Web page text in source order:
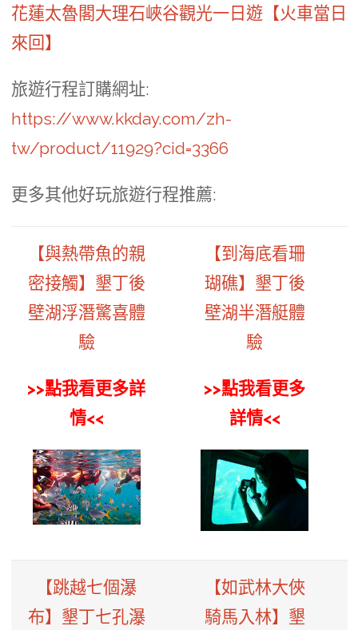
花蓮太魯閣大理石峽谷觀光一日遊【火車當日
來回】
旅遊行程訂購網址:
https://www.kkday.com/zh-
tw/product/11929?cid=3366
更多其他好玩旅遊行程推薦:
【與熱帶魚的親
密接觸】墾丁後
壁湖浮潛驚喜體
驗
>>點我看更多詳
情<<
【到海底看珊
瑚礁】墾丁後
壁湖半潛艇體
驗
>>點我看更多
詳情<<
【跳越七個瀑
布】墾丁七孔瀑
【如武林大俠
騎馬入林】墾